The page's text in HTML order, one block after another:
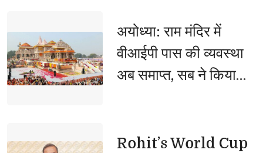
अयोध्या: राम मंदिर में
वीआईपी पास की व्यवस्था
अब समाप्त, सब ने किया
Rohit’s World Cup